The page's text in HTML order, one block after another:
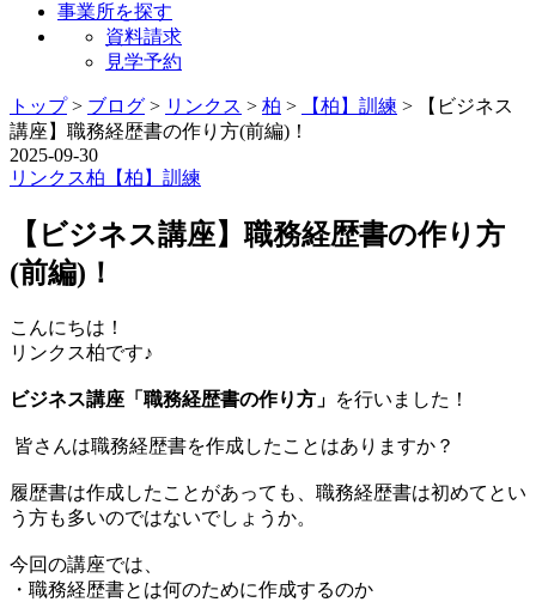
事業所を探す
資料請求
見学予約
トップ> ブログ > リンクス > 柏 > 【柏】訓練 >
【ビジネス
講座】職務経歴書の作り方(前編)！
2025-09-30
リンクス柏 【柏】訓練
【ビジネス講座】職務経歴書の作り方
(前編)！
こんにちは！
リンクス柏です♪
ビジネス講座「職務経歴書の作り方」 を行いました！
皆さんは職務経歴書を作成したことはありますか？
履歴書は作成したことがあっても、職務経歴書は初めてとい
う方も多いのではないでしょうか。
今回の講座では、
・職務経歴書とは何のために作成するのか